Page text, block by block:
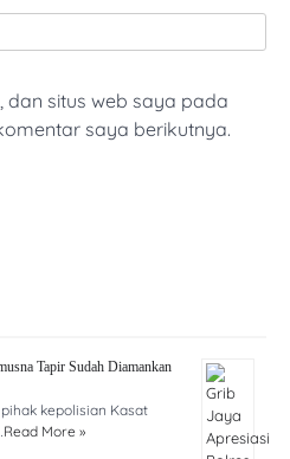
dan situs web saya pada
saya berikutnya.
Tapir Sudah Diamankan
kepolisian Kasat
Read More »